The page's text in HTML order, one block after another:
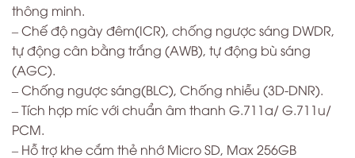
thông minh.
– Chế độ ngày đêm(ICR), chống ngược sáng DWDR,
tự động cân bằng trắng (AWB), tự động bù sáng
(AGC).
– Chống ngược sáng(BLC), Chống nhiễu (3D-DNR).
– Tích hợp míc với chuẩn âm thanh G.711a/ G.711u/
PCM.
– Hỗ trợ khe cắm thẻ nhớ Micro SD, Max 256GB